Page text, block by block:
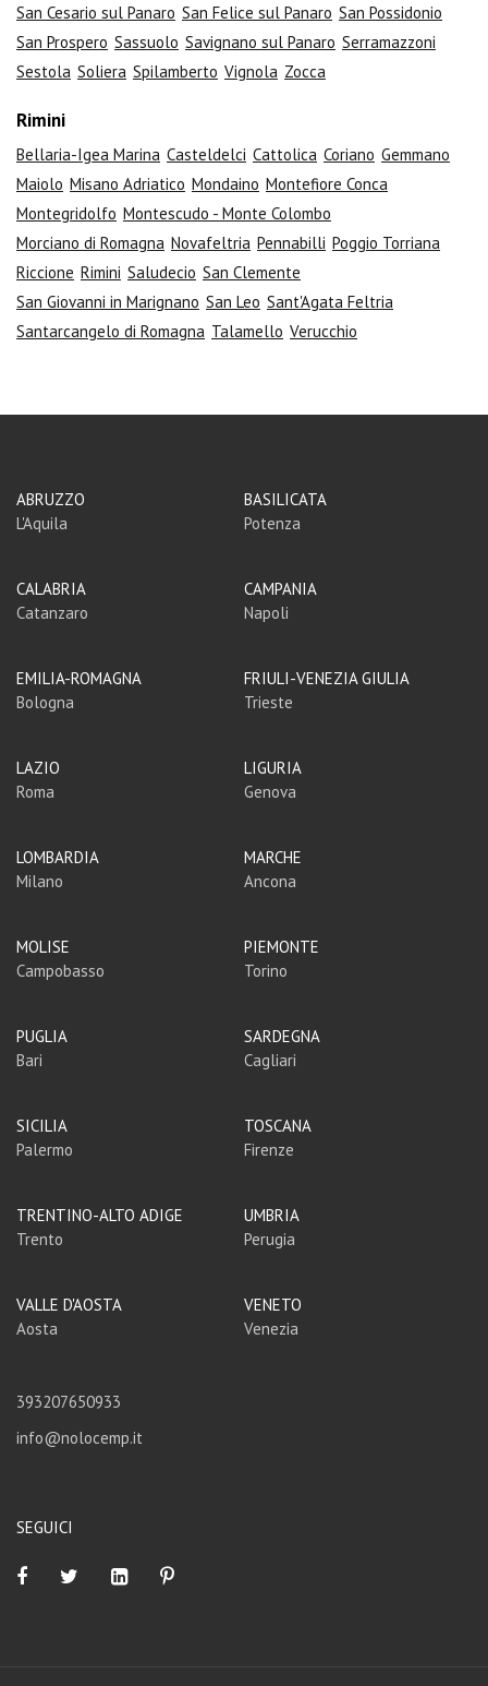
San Cesario sul Panaro San Felice sul Panaro San Possidonio
San Prospero Sassuolo Savignano sul Panaro Serramazzoni
Sestola Soliera Spilamberto Vignola Zocca
Rimini
Bellaria-Igea Marina Casteldelci Cattolica Coriano Gemmano
Maiolo Misano Adriatico Mondaino Montefiore Conca
Montegridolfo Montescudo - Monte Colombo
Morciano di Romagna Novafeltria Pennabilli Poggio Torriana
Riccione Rimini Saludecio San Clemente
San Giovanni in Marignano San Leo Sant'Agata Feltria
Santarcangelo di Romagna Talamello Verucchio
ABRUZZO
L'Aquila
BASILICATA
Potenza
CALABRIA
Catanzaro
CAMPANIA
Napoli
EMILIA-ROMAGNA
Bologna
FRIULI-VENEZIA GIULIA
Trieste
LAZIO
Roma
LIGURIA
Genova
LOMBARDIA
Milano
MARCHE
Ancona
MOLISE
Campobasso
PIEMONTE
Torino
PUGLIA
Bari
SARDEGNA
Cagliari
SICILIA
Palermo
TOSCANA
Firenze
TRENTINO-ALTO ADIGE
Trento
UMBRIA
Perugia
VALLE D'AOSTA
Aosta
VENETO
Venezia
393207650933
info@nolocemp.it
SEGUICI